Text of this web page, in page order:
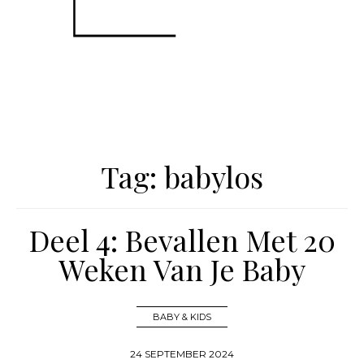
Tag: babylos
Deel 4: Bevallen Met 20
Weken Van Je Baby
BABY & KIDS
24 SEPTEMBER 2024